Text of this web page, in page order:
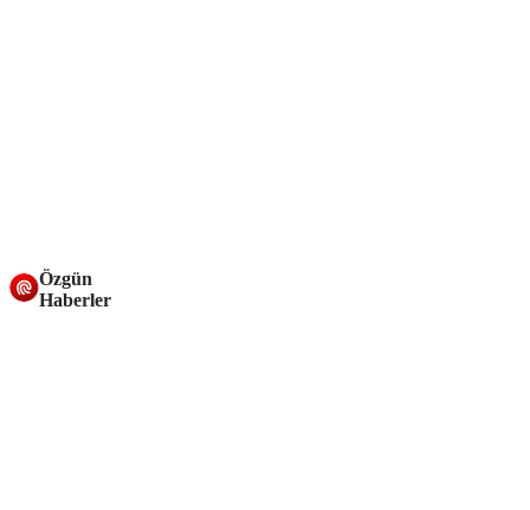
Özgün
Haberler